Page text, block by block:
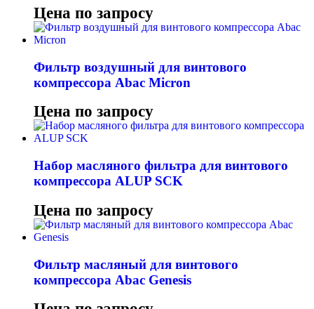
Цена по запросу
Фильтр воздушный для винтового
компрессора Abac Micron
Цена по запросу
Набор масляного фильтра для винтового
компрессора ALUP SCK
Цена по запросу
Фильтр масляный для винтового
компрессора Abac Genesis